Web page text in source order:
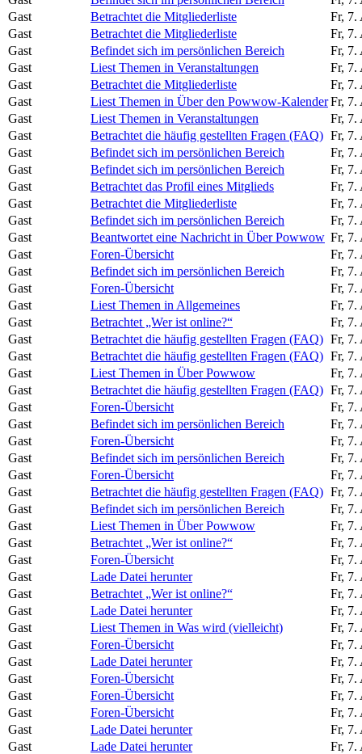
Gast
Betrachtet die Mitgliederliste
Fr, 7.
Gast
Betrachtet die Mitgliederliste
Fr, 7.
Gast
Befindet sich im persönlichen Bereich
Fr, 7.
Gast
Liest Themen in Veranstaltungen
Fr, 7.
Gast
Betrachtet die Mitgliederliste
Fr, 7.
Gast
Liest Themen in Über den Powwow-KalenderFr, 7.
Gast
Liest Themen in Veranstaltungen
Fr, 7.
Gast
Betrachtet die häufig gestellten Fragen (FAQ) Fr, 7.
Gast
Befindet sich im persönlichen Bereich
Fr, 7.
Gast
Befindet sich im persönlichen Bereich
Fr, 7.
Gast
Betrachtet das Profil eines Mitglieds
Fr, 7.
Gast
Betrachtet die Mitgliederliste
Fr, 7.
Gast
Befindet sich im persönlichen Bereich
Fr, 7.
Gast
Beantwortet eine Nachricht in Über Powwow Fr, 7.
Gast
Foren-Übersicht
Fr, 7.
Gast
Befindet sich im persönlichen Bereich
Fr, 7.
Gast
Foren-Übersicht
Fr, 7.
Gast
Liest Themen in Allgemeines
Fr, 7.
Gast
Betrachtet „Wer ist online?“
Fr, 7.
Gast
Betrachtet die häufig gestellten Fragen (FAQ) Fr, 7.
Gast
Betrachtet die häufig gestellten Fragen (FAQ) Fr, 7.
Gast
Liest Themen in Über Powwow
Fr, 7.
Gast
Betrachtet die häufig gestellten Fragen (FAQ) Fr, 7.
Gast
Foren-Übersicht
Fr, 7.
Gast
Befindet sich im persönlichen Bereich
Fr, 7.
Gast
Foren-Übersicht
Fr, 7.
Gast
Befindet sich im persönlichen Bereich
Fr, 7.
Gast
Foren-Übersicht
Fr, 7.
Gast
Betrachtet die häufig gestellten Fragen (FAQ) Fr, 7.
Gast
Befindet sich im persönlichen Bereich
Fr, 7.
Gast
Liest Themen in Über Powwow
Fr, 7.
Gast
Betrachtet „Wer ist online?“
Fr, 7.
Gast
Foren-Übersicht
Fr, 7.
Gast
Lade Datei herunter
Fr, 7.
Gast
Betrachtet „Wer ist online?“
Fr, 7.
Gast
Lade Datei herunter
Fr, 7.
Gast
Liest Themen in Was wird (vielleicht)
Fr, 7.
Gast
Foren-Übersicht
Fr, 7.
Gast
Lade Datei herunter
Fr, 7.
Gast
Foren-Übersicht
Fr, 7.
Gast
Foren-Übersicht
Fr, 7.
Gast
Foren-Übersicht
Fr, 7.
Gast
Lade Datei herunter
Fr, 7.
Gast
Lade Datei herunter
Fr, 7.